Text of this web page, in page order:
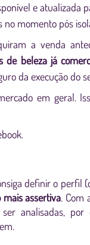
e atualizada
no momento pós
a venda
beleza já
da execução do
em geral.
definir o perfil
mais assertiva. Com
analisadas, por